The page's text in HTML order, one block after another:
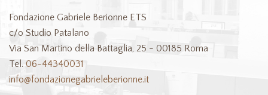
Fondazione Gabriele Berionne ETS
c/o Studio Patalano
Via San Martino della Battaglia, 25 - 00185 Roma
Tel. 06-44340031
info@fondazionegabrieleberionne.it